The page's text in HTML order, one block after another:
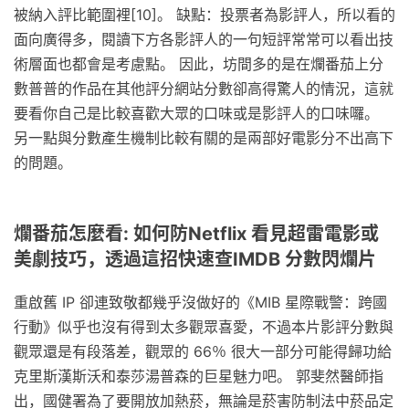
被納入評比範圍裡[10]。 缺點：投票者為影評人，所以看的
面向廣得多，閱讀下方各影評人的一句短評常常可以看出技
術層面也都會是考慮點。 因此，坊間多的是在爛番茄上分
數普普的作品在其他評分網站分數卻高得驚人的情況，這就
要看你自己是比較喜歡大眾的口味或是影評人的口味囉。
另一點與分數產生機制比較有關的是兩部好電影分不出高下
的問題。
爛番茄怎麼看: 如何防Netflix 看見超雷電影或
美劇技巧，透過這招快速查IMDB 分數閃爛片
重啟舊 IP 卻連致敬都幾乎沒做好的《MIB 星際戰警：跨國
行動》似乎也沒有得到太多觀眾喜愛，不過本片影評分數與
觀眾還是有段落差，觀眾的 66％ 很大一部分可能得歸功給
克里斯漢斯沃和泰莎湯普森的巨星魅力吧。 郭斐然醫師指
出，國健署為了要開放加熱菸，無論是菸害防制法中菸品定